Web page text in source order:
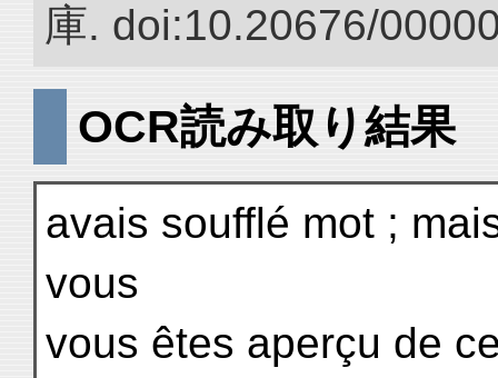
庫. doi:10.20676/
OCR読み取り結果
avais soufflé mot ;
vous
vous êtes aperçu de